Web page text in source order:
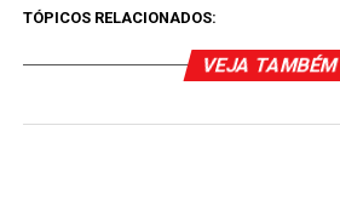
TÓPICOS RELACIONADOS:
VEJA TAMBÉM